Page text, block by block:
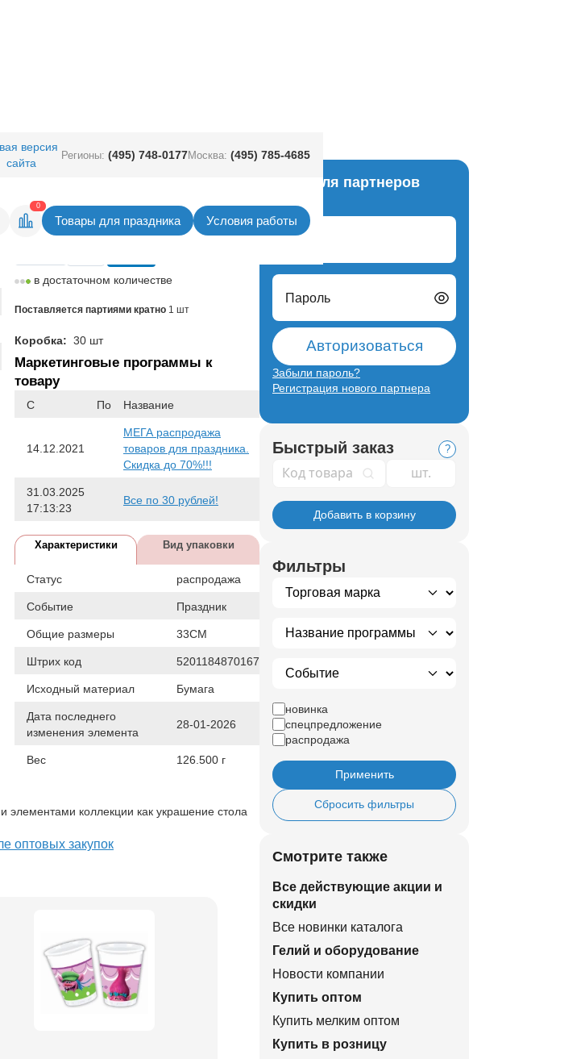
версия
сайта
Регионы: (495) 748-0177Москва: (495) 785-4685
0
Товары для праздника Условия работы
Цена 30,00 руб. за шт
в достаточном количестве
Поставляется партиями кратно 1 шт
Коробка: 30 шт
Маркетинговые программы к
товару
С По Название
14.12.2021
МЕГА распродажа
товаров для праздника.
Скидка до 70%!!!
31.03.2025
17:13:23
Все по 30 рублей!
Характеристики Вид упаковки
Статус распродажа
Событие Праздник
Общие размеры 33СМ
Штрих код 5201184870167
Исходный материал Бумага
Дата последнего
изменения элемента
28-01-2026
Вес 126.500 г
элементами коллекции как украшение стола
оптовых закупок
Вход для партнеров
Логин
Пароль
Авторизоваться
Забыли пароль?
Регистрация нового партнера
Быстрый заказ ?
Код товара
Добавить в корзину
Фильтры
новинка
спецпредложение
распродажа
Применить
Сбросить фильтры
Смотрите также
Все действующие акции и
скидки
Все новинки каталога
Гелий и оборудование
Новости компании
Купить оптом
Купить мелким оптом
Купить в розницу